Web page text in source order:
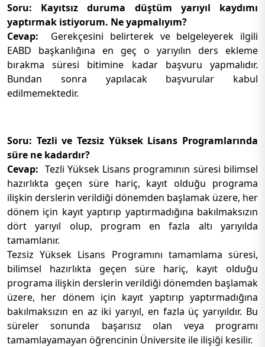
Soru: Kayıtsız duruma düştüm yarıyıl kaydımı
yaptırmak istiyorum. Ne yapmalıyım?
Cevap: Gerekçesini belirterek ve belgeleyerek ilgili
EABD başkanlığına en geç o yarıyılın ders ekleme
bırakma süresi bitimine kadar başvuru yapmalıdır.
Bundan sonra yapılacak başvurular kabul
edilmemektedir.
Soru: Tezli ve Tezsiz Yüksek Lisans Programlarında
süre ne kadardır?
Cevap: Tezli Yüksek Lisans programının süresi bilimsel
hazırlıkta geçen süre hariç, kayıt olduğu programa
ilişkin derslerin verildiği dönemden başlamak üzere, her
dönem için kayıt yaptırıp yaptırmadığına bakılmaksızın
dört yarıyıl olup, program en fazla altı yarıyılda
tamamlanır.
Tezsiz Yüksek Lisans Programını tamamlama süresi,
bilimsel hazırlıkta geçen süre hariç, kayıt olduğu
programa ilişkin derslerin verildiği dönemden başlamak
üzere, her dönem için kayıt yaptırıp yaptırmadığına
bakılmaksızın en az iki yarıyıl, en fazla üç yarıyıldır. Bu
süreler sonunda başarısız olan veya programı
tamamlayamayan öğrencinin Üniversite ile ilişiği kesilir.